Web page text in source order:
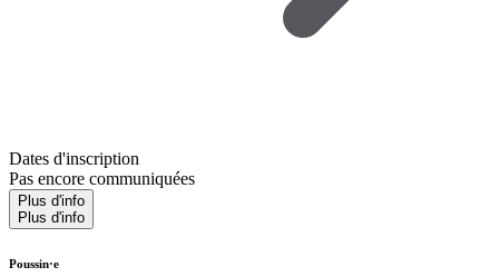
Dates d'inscription
Pas encore communiquées
Plus d'info
Plus d'info
Poussin·e